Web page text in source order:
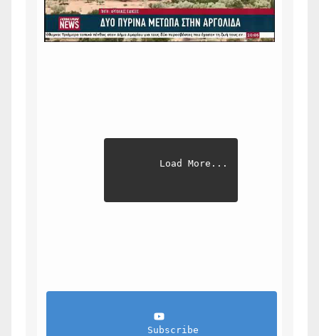
Load More...
                Subscribe